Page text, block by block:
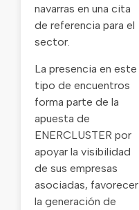
navarras en una cita
de referencia para el
sector.
La presencia en este
tipo de encuentros
forma parte de la
apuesta de
ENERCLUSTER por
apoyar la visibilidad
de sus empresas
asociadas, favorecer
la generación de